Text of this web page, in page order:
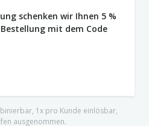
schenken wir Ihnen 5 %
mit dem Code
1x pro Kunde einlösbar,
ausgenommen.